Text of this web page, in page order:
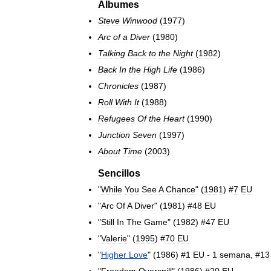
Álbumes
Steve Winwood (1977)
Arc of a Diver (1980)
Talking Back to the Night(1982)
Back In the High Life (1986)
Chronicles (1987)
Roll With It(1988)
Refugees Of the Heart(1990)
Junction Seven (1997)
About Time (2003)
Sencillos
"While You SeeA Chance" (1981) #7 EU
"Arc OfA Diver" (1981) #48 EU
"Still In The Game" (1982) #47 EU
"Valerie" (1995) #70 EU
"Higher Love" (1986) #1 EU - 1 semana , #13